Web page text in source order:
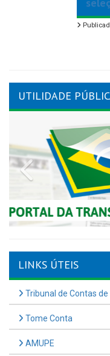
UTILIDADE
Previous
LINKS ÚTEIS
Tribunal de Contas
Tome Conta
AMUPE